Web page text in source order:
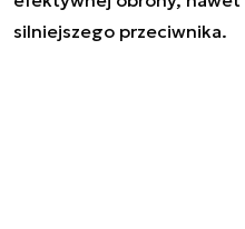
silniejszego przeciwnika.